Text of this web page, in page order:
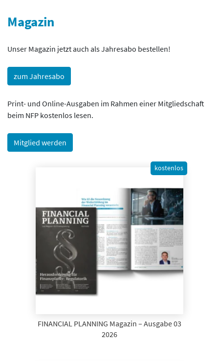
Magazin
Unser Magazin jetzt auch als Jahresabo bestellen!
zum Jahresabo
Print- und Online-Ausgaben im Rahmen einer Mitgliedschaft
beim NFP kostenlos lesen.
Mitglied werden
FINANCIAL PLANNING Magazin – Ausgabe 03
2026
kostenlos